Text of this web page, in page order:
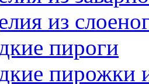
из
пироги
пирожки